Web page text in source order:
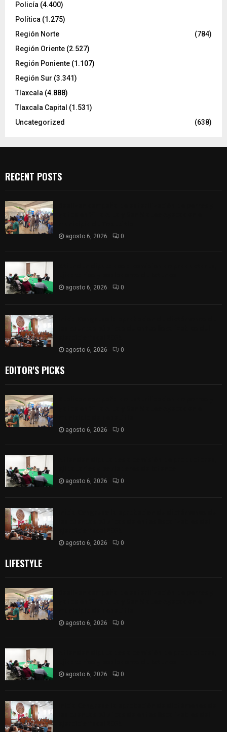
Policía (4.400)
Política (1.275)
Región Norte
(784)
Región Oriente (2.527)
Región Poniente (1.107)
Región Sur (3.341)
Tlaxcala (4.888)
Tlaxcala Capital (1.531)
Uncategorized
(638)
RECENT POSTS
agosto 6, 2026 0
agosto 6, 2026 0
agosto 6, 2026 0
EDITOR'S PICKS
agosto 6, 2026 0
agosto 6, 2026 0
agosto 6, 2026 0
LIFESTYLE
agosto 6, 2026 0
agosto 6, 2026 0